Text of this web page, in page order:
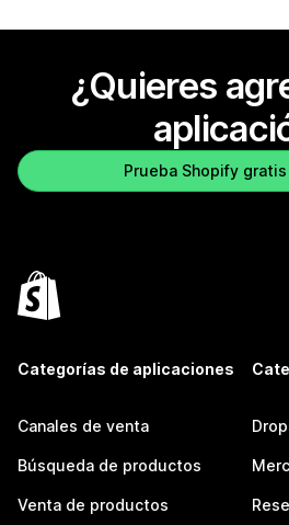
¿Quieres
Prueba Shopify
Categorías de aplicaciones
Canales de venta
Búsqueda de productos
Venta de productos